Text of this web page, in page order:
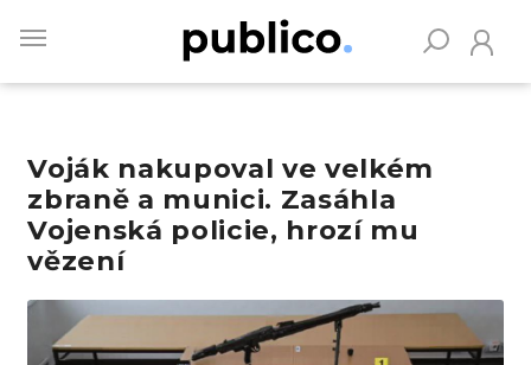
main
Voják nakupoval ve velkém
zbraně a munici. Zasáhla
Vojenská policie, hrozí mu
vězení
Obrázek
Vyhledávejte na Publiku